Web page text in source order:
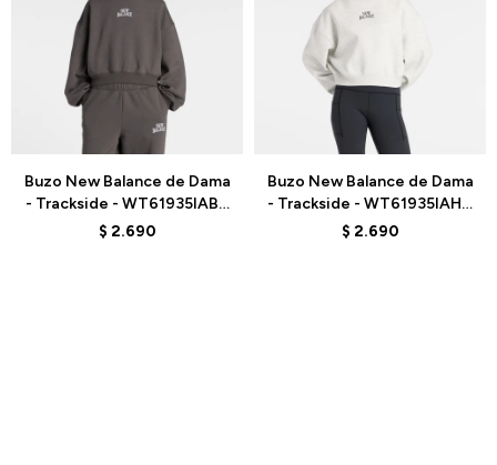
Buzo New Balance de Dama
- Trackside - WT61935IABR
- DARK GREY
$ 2.690
Buzo New Balance de Dama
- Trackside - WT61935IAHH
- WHITE
$ 2.690